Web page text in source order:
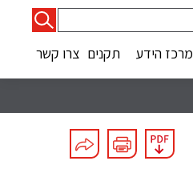
מרכז הידע תקנים צרו קשר